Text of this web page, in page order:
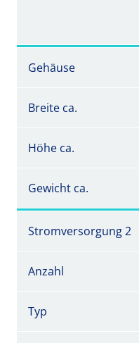
Gehäuse
Breite ca.
Höhe ca.
Gewicht ca.
Stromversorgung 2
Anzahl
Typ